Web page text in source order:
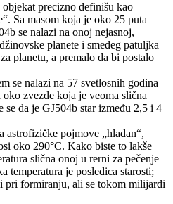
precizno definišu kao
Sa masom koja je oko 25 puta
se nalazi na onoj nejasnoj,
planete i smeđeg patuljka
planetu, a premalo da bi postalo
se nalazi na 57 svetlosnih godina
zvezde koja je veoma slična
se da je GJ504b star između 2,5 i 4
astrofizičke pojmove „hladan“,
oko 290°C. Kako biste to lakše
slična onoj u rerni za pečenje
temperatura je posledica starosti;
pri formiranju, ali se tokom milijardi